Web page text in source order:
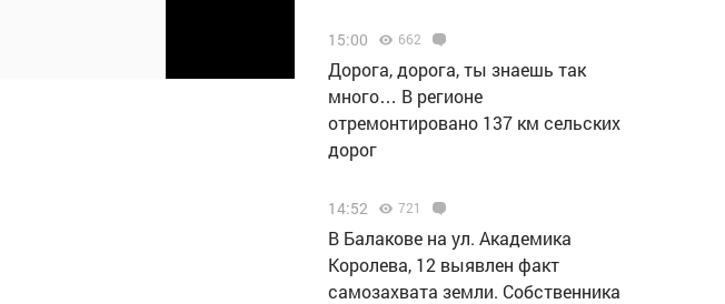
15:00 662
Дорога, дорога, ты знаешь так
много… В регионе
отремонтировано 137 км сельских
дорог
14:52 721
В Балакове на ул. Академика
Королева, 12 выявлен факт
самозахвата земли. Собственника